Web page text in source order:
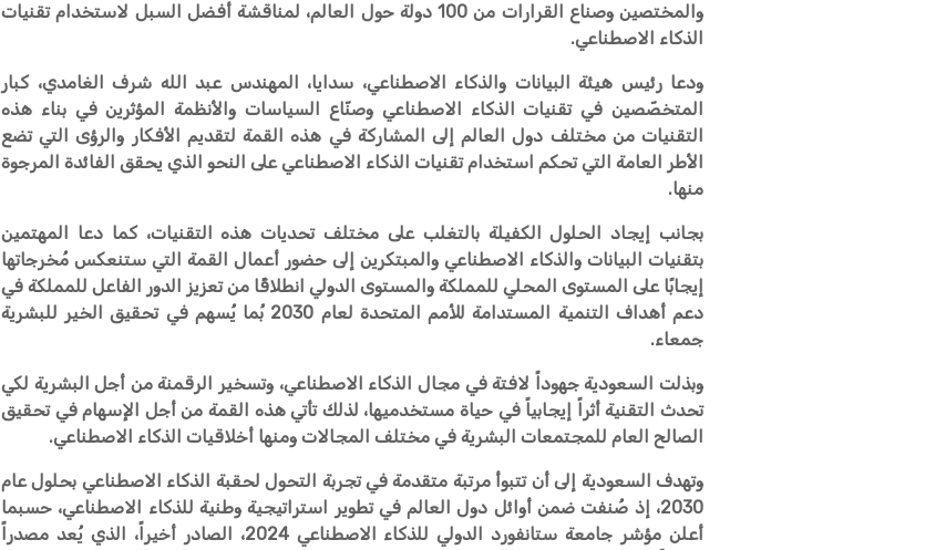
والمختصين وصناع القرارات من 100 دولة حول العالم، لمناقشة أفضل السبل لاستخدام تقنيات
الذكاء الاصطناعي.
ودعا رئيس هيئة البيانات والذكاء الاصطناعي، سدايا، المهندس عبد الله شرف الغامدي، كبار
المتخصّصين في تقنيات الذكاء الاصطناعي وصنّاع السياسات والأنظمة المؤثرين في بناء هذه
التقنيات من مختلف دول العالم إلى المشاركة في هذه القمة لتقديم الأفكار والرؤى التي تضع
الأطر العامة التي تحكم استخدام تقنيات الذكاء الاصطناعي على النحو الذي يحقق الفائدة المرجوة
منها.
بجانب إيجاد الحلول الكفيلة بالتغلب على مختلف تحديات هذه التقنيات، كما دعا المهتمين
بتقنيات البيانات والذكاء الاصطناعي والمبتكرين إلى حضور أعمال القمة التي ستنعكس مُخرجاتها
إيجابًا على المستوى المحلي للمملكة والمستوى الدولي انطلاقًا من تعزيز الدور الفاعل للمملكة في
دعم أهداف التنمية المستدامة للأمم المتحدة لعام 2030 بُما يُسهم في تحقيق الخير للبشرية
جمعاء.
وبذلت السعودية جهوداً لافتة في مجال الذكاء الاصطناعي، وتسخير الرقمنة من أجل البشرية لكي
تحدث التقنية أثراً إيجابياً في حياة مستخدميها، لذلك تأتي هذه القمة من أجل الإسهام في تحقيق
الصالح العام للمجتمعات البشرية في مختلف المجالات ومنها أخلاقيات الذكاء الاصطناعي.
وتهدف السعودية إلى أن تتبوأ مرتبة متقدمة في تجربة التحول لحقبة الذكاء الاصطناعي بحلول عام
2030، إذ صُنفت ضمن أوائل دول العالم في تطوير استراتيجية وطنية للذكاء الاصطناعي، حسبما
أعلن مؤشر جامعة ستانفورد الدولي للذكاء الاصطناعي 2024، الصادر أخيراً، الذي يُعد مصدراً